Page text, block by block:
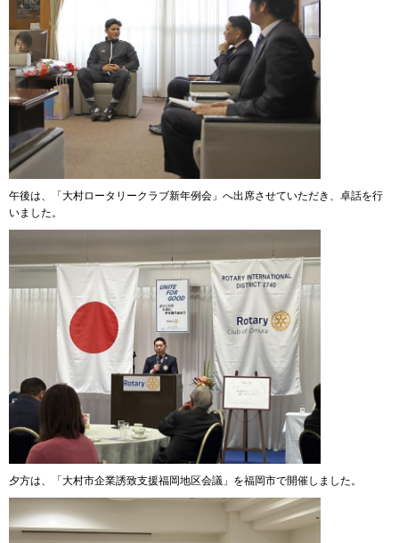
午後は、「大村ロータリークラブ新年例会」へ出席させていただき、卓話を行
いました。
夕方は、「大村市企業誘致支援福岡地区会議」を福岡市で開催しました。